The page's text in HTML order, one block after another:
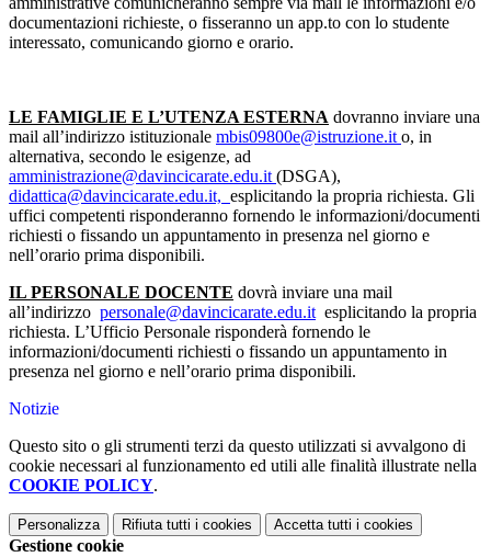
documentazioni richieste, o fisseranno un app.to con lo studente
interessato, comunicando giorno e orario.
LE FAMIGLIE E L’UTENZA ESTERNA dovranno inviare una
mail all’indirizzo istituzionale mbis09800e@istruzione.it o, in
alternativa, secondo le esigenze, ad
amministrazione@davincicarate.edu.it (DSGA),
didattica@davincicarate.edu.it, esplicitando la propria richiesta. Gli
uffici competenti risponderanno fornendo le informazioni/documenti
richiesti o fissando un appuntamento in presenza nel giorno e
nell’orario prima disponibili.
IL PERSONALE DOCENTE dovrà inviare una mail
all’indirizzo personale@davincicarate.edu.it esplicitando la propria
richiesta. L’Ufficio Personale risponderà fornendo le
informazioni/documenti richiesti o fissando un appuntamento in
presenza nel giorno e nell’orario prima disponibili.
Notizie
Questo sito o gli strumenti terzi da questo utilizzati si avvalgono di
cookie necessari al funzionamento ed utili alle finalità illustrate nella
COOKIE POLICY.
Personalizza Rifiuta tutti i cookies Accetta tutti i cookies
Gestione cookie